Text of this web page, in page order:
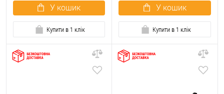
У кошик
Купити в 1 клік
У кошик
Купити в 1 клік